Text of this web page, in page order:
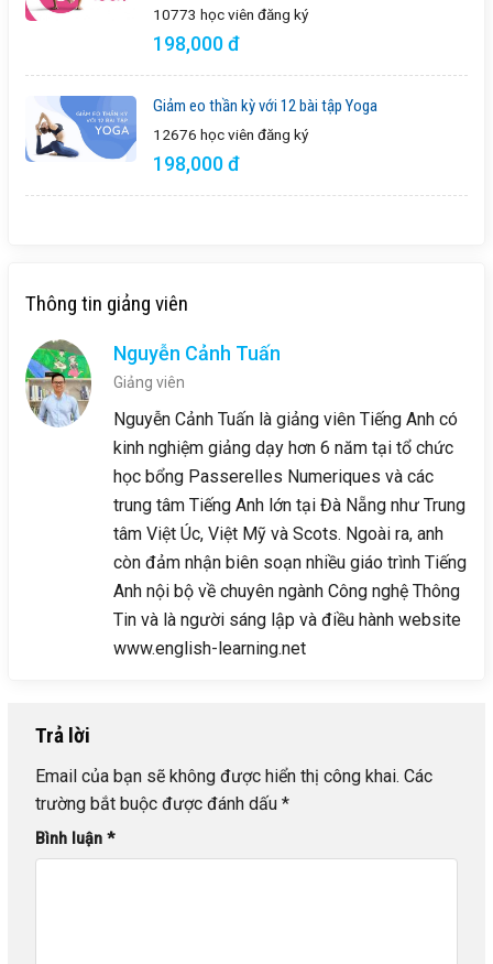
10773 học viên đăng ký
198,000 đ
Giảm eo thần kỳ với 12 bài tập Yoga
12676 học viên đăng ký
198,000 đ
Thông tin giảng viên
Nguyễn Cảnh Tuấn
Giảng viên
Nguyễn Cảnh Tuấn là giảng viên Tiếng Anh có
kinh nghiệm giảng dạy hơn 6 năm tại tổ chức
học bổng Passerelles Numeriques và các
trung tâm Tiếng Anh lớn tại Đà Nẵng như Trung
tâm Việt Úc, Việt Mỹ và Scots. Ngoài ra, anh
còn đảm nhận biên soạn nhiều giáo trình Tiếng
Anh nội bộ về chuyên ngành Công nghệ Thông
Tin và là người sáng lập và điều hành website
www.english-learning.net
Trả lời
Email của bạn sẽ không được hiển thị công khai. Các
trường bắt buộc được đánh dấu *
Bình luận *